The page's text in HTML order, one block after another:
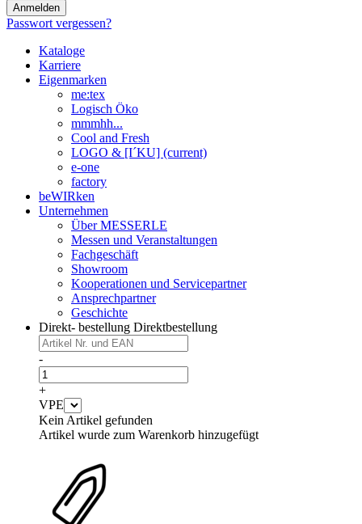
Anmelden
Passwort vergessen?
Kataloge
Karriere
Eigenmarken
me:tex
Logisch Öko
mmmhh...
Cool and Fresh
LOGO & [I´KU] (current)
e-one
factory
beWIRken
Unternehmen
Über MESSERLE
Messen und Veranstaltungen
Fachgeschäft
Showroom
Kooperationen und Servicepartner
Ansprechpartner
Geschichte
Direkt- bestellung Direktbestellung
-
+
VPE
Kein Artikel gefunden
Artikel wurde zum Warenkorb hinzugefügt